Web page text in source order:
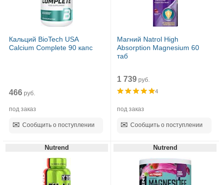
Кальций BioTech USA
Calcium Complete 90 капс
466руб.
под заказ
Сообщить о поступлении
Магний Natrol High
Absorption Magnesium 60
таб
1 739 руб.
4
под заказ
Сообщить о поступлении
Nutrend Nutrend